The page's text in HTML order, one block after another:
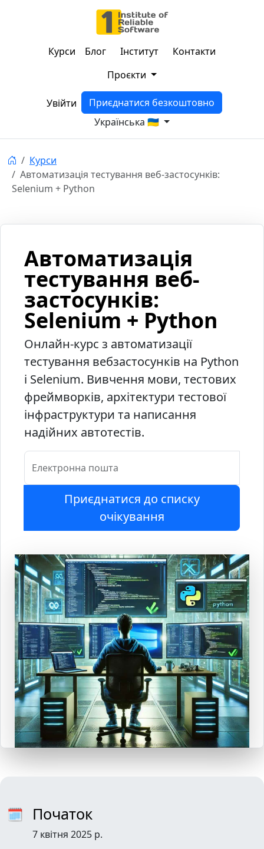
Курси Блог Інститут
Контакти
Проєкти
Увійти
Приєднатися безкоштовно
Українська 🇺🇦
Курси
Автоматизація тестування веб-застосунків:
Selenium + Python
Автоматизація
тестування веб-
застосунків:
Selenium + Python
Онлайн-курс з автоматизації
тестування вебзастосунків на Python
і Selenium. Вивчення мови, тестових
фреймворків, архітектури тестової
інфраструктури та написання
надійних автотестів.
Електронна пошта
Приєднатися до списку
очікування
🗓 Початок
7 квітня 2025 р.